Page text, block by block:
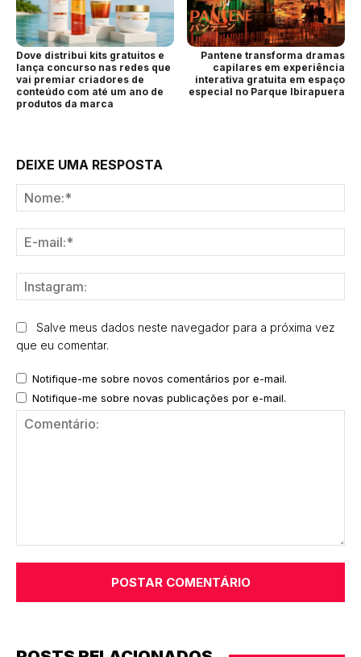
Dove distribui kits gratuitos e
lança concurso nas redes que
vai premiar criadores de
conteúdo com até um ano de
produtos da marca
Pantene transforma dramas
capilares em experiência
interativa gratuita em espaço
especial no Parque Ibirapuera
DEIXE UMA RESPOSTA
Salve meus dados neste navegador para a próxima vez
que eu comentar.
Notifique-me sobre novos comentários por e-mail.
Notifique-me sobre novas publicações por e-mail.